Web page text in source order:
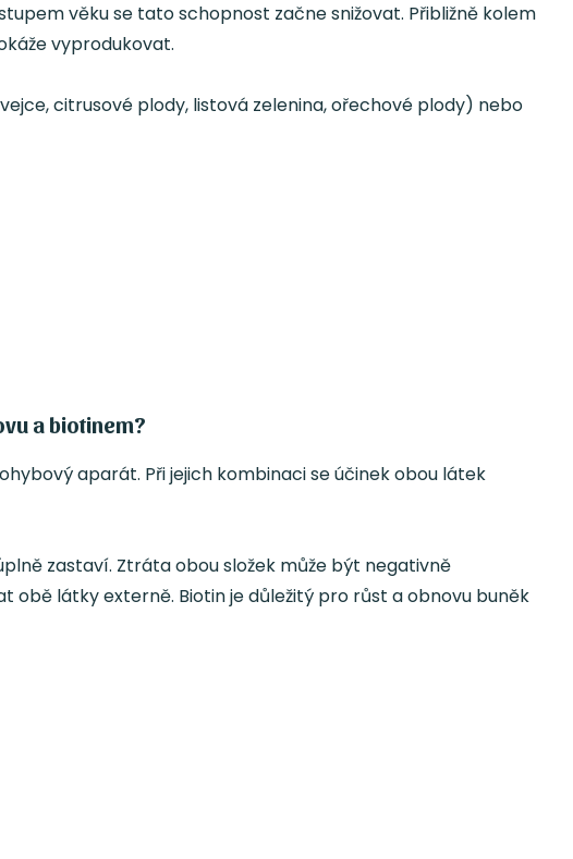
věku se tato schopnost začne snižovat. Přibližně kolem
vyprodukovat.
citrusové plody, listová zelenina, ořechové plody) nebo
a biotinem?
aparát. Při jejich kombinaci se účinek obou látek
zastaví. Ztráta obou složek může být negativně
obě látky externě. Biotin je důležitý pro růst a obnovu buněk